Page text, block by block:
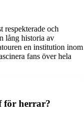
respekterade och
lång historia av
en institution inom
fans över hela
för herrar?